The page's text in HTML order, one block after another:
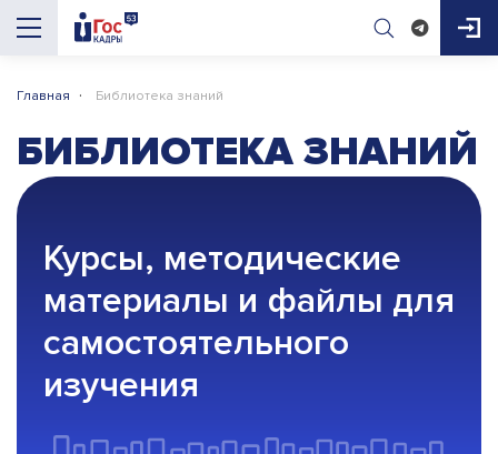
Главная · Библиотека знаний
БИБЛИОТЕКА ЗНАНИЙ
Курсы, методические
материалы и файлы для
самостоятельного
изучения
Здравствуйте! Я AI-помощник портала
вакансии, конкурсы, документы для приёма